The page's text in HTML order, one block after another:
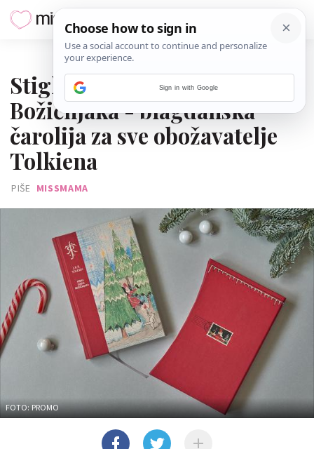
Stigla su Pisma Djeda
Božićnjaka - blagdanska
čarolija za sve obožavatelje
Tolkiena
PIŠE MISSMAMA
FOTO: PROMO
Sign in with Google